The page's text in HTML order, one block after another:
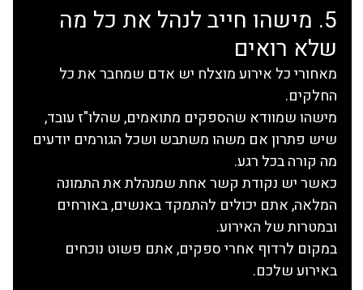
5. מישהו חייב לנהל את כל מה
שלא רואים
מאחורי כל אירוע מוצלח יש אדם שמחבר את כל
החלקים.
מישהו שמוודא שהספקים מתואמים, שהלו"ז עובד,
שיש פתרון אם משהו משתבש ושכל הגורמים יודעים
מה קורה בכל רגע.
כאשר יש נקודת קשר אחת שמנהלת את התמונה
המלאה, אתם יכולים להתמקד באנשים, באורחים
ובמטרות של האירוע.
במקום לרדוף אחרי ספקים, אתם פשוט נוכחים
באירוע שלכם.